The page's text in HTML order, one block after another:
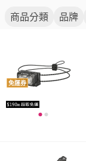
商品分類 品牌
免運券